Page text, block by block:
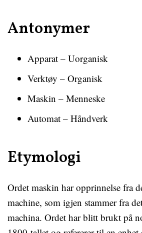
Antonymer
Apparat – Uorganisk
Verktøy – Organisk
Maskin – Menneske
Automat – Håndverk
Etymologi
Ordet maskin har opprinnelse fra
machine, som igjen stammer fra
machina. Ordet har blitt brukt på